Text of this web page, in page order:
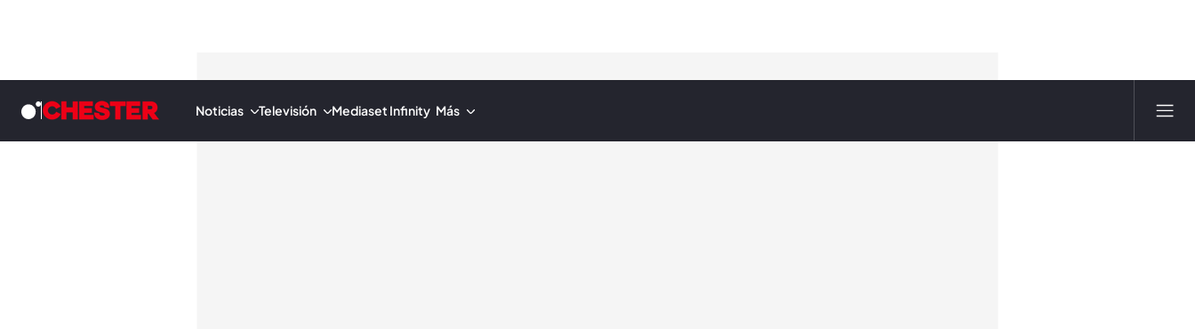
Noticias Televisión Mediaset Infinity Más